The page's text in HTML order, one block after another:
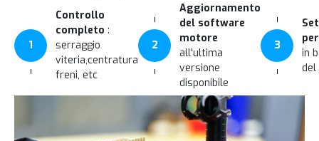
1
Controllo
completo :
serraggio
viteria,centratura
freni, etc
2
Aggiornamento
del software
motore
all'ultima
versione
disponibile
3
in
del